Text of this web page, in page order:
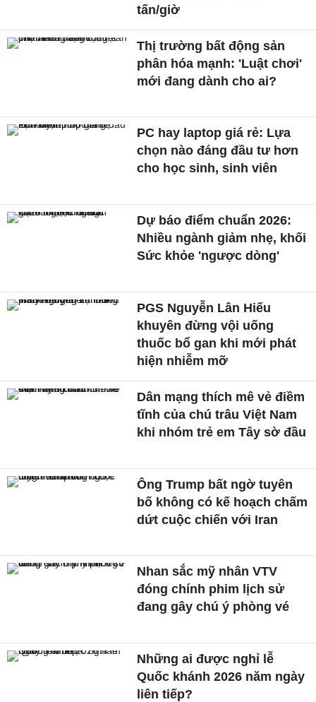
tấn/giờ
Thị trường bất động sản
phân hóa mạnh: 'Luật chơi'
mới đang dành cho ai?
PC hay laptop giá rẻ: Lựa
chọn nào đáng đầu tư hơn
cho học sinh, sinh viên
Dự báo điểm chuẩn 2026:
Nhiều ngành giảm nhẹ, khối
Sức khỏe 'ngược dòng'
PGS Nguyễn Lân Hiếu
khuyên đừng vội uống
thuốc bổ gan khi mới phát
hiện nhiễm mỡ
Dân mạng thích mê vẻ điềm
tĩnh của chú trâu Việt Nam
khi nhóm trẻ em Tây sờ đầu
Ông Trump bất ngờ tuyên
bố không có kế hoạch chấm
dứt cuộc chiến với Iran
Nhan sắc mỹ nhân VTV
đóng chính phim lịch sử
đang gây chú ý phòng vé
Những ai được nghỉ lễ
Quốc khánh 2026 năm ngày
liên tiếp?